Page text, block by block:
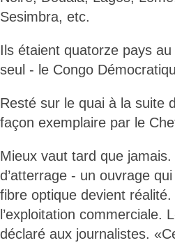
Sesimbra, etc.
Ils étaient quatorze pays
seul - le Congo
Resté sur le quai à la suite
façon exemplaire par le
Mieux vaut tard que
d’atterrage - un ouvrage
fibre optique devient
l’exploitation commerciale.
déclaré aux journalistes.